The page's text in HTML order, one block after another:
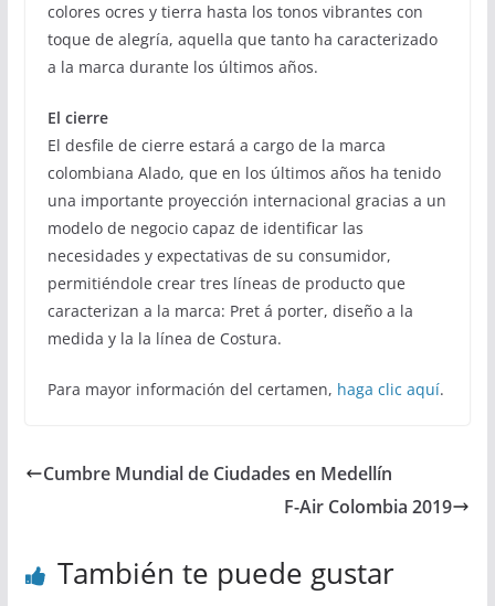
colores ocres y tierra hasta los tonos vibrantes con
toque de alegría, aquella que tanto ha caracterizado
a la marca durante los últimos años.
El cierre
El desfile de cierre estará a cargo de la marca
colombiana Alado, que en los últimos años ha tenido
una importante proyección internacional gracias a un
modelo de negocio capaz de identificar las
necesidades y expectativas de su consumidor,
permitiéndole crear tres líneas de producto que
caracterizan a la marca: Pret á porter, diseño a la
medida y la la línea de Costura.
Para mayor información del certamen, haga clic aquí.
Cumbre Mundial de Ciudades en Medellín
F-Air Colombia 2019
También te puede gustar